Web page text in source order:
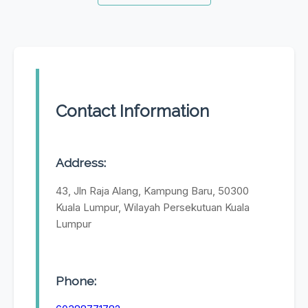
Contact Information
Address:
43, Jln Raja Alang, Kampung Baru, 50300
Kuala Lumpur, Wilayah Persekutuan Kuala
Lumpur
Phone: